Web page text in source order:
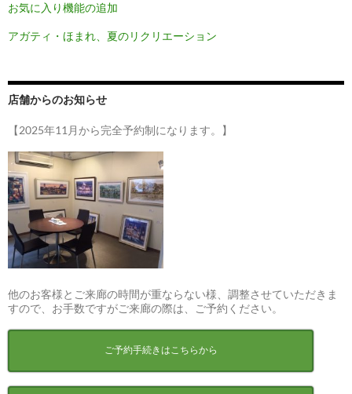
お気に入り機能の追加
アガティ・ほまれ、夏のリクリエーション
店舗からのお知らせ
【2025年11月から完全予約制になります。】
他のお客様とご来廊の時間が重ならない様、調整させていただきま
すので、お手数ですがご来廊の際は、ご予約ください。
ご予約手続きはこちらから